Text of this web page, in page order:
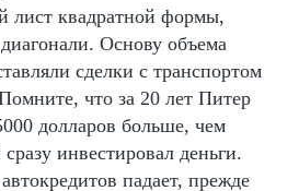
лист квадратной формы,
Основу объема
сделки с транспортом
что за 20 лет Питер
долларов больше, чем
инвестировал деньги.
падает, прежде